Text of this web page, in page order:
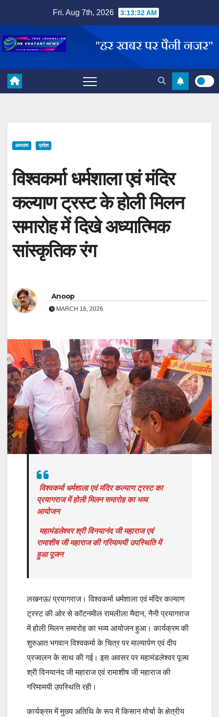
content
Fri. Aug 7th, 2026 3:13:32 AM
अध्यात्म प्रदेश
विश्वकर्मा धर्मशाला एवं मंदिर
कल्याण ट्रस्ट के होली मिलन
समारोह में दिखे अध्यात्मिक
सांस्कृतिक रंग
Anoop
MARCH 16, 2026
विश्वकर्मा धर्मशाला एवं मंदिर कल्याण ट्रस्ट का
प्रयागराज में होली मिलन समारोह का भव्य
आयोजन
महामंडलेश्वर श्री विनयानंद जी महाराज एवं
रामाशीष जी महाराज की गरिमामयी उपस्थिति में
हुआ पूजन
लखनऊ/ प्रयागराज। विश्वकर्मा धर्मशाला एवं मंदिर कल्याण
ट्रस्ट की ओर से कॉटनमील रामलीला मैदान, नैनी प्रयागराज
में होली मिलन समारोह का भव्य आयोजन हुआ। कार्यक्रम की
शुरुआत भगवान विश्वकर्मा के चित्र पर माल्यार्पण एवं दीप
प्रज्वलन के साथ की गई। इस अवसर पर महामंडलेश्वर पूज्य
श्री विनयानंद जी महाराज एवं रामाशीष जी महाराज की
गरिमामयी उपस्थिति रही।
कार्यक्रम में मुख्य अतिथि के रूप में किसान मोर्चा के क्षेत्रीय